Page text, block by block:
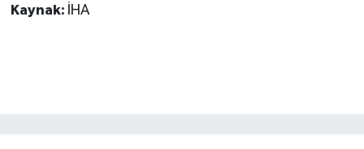
Kaynak: İHA